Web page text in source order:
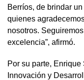
Berríos, de brindar
quienes
nosotros.
excelencia”, afirmó.
Por su parte,
Innovación y